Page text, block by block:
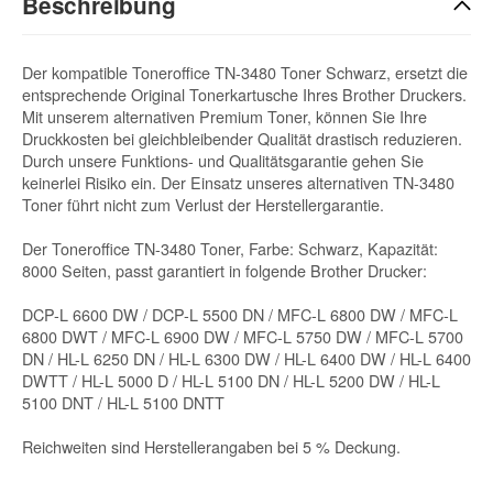
Der kompatible Toneroffice TN-3480 Toner Schwarz, ersetzt die
entsprechende Original Tonerkartusche Ihres Brother Druckers.
Mit unserem alternativen Premium Toner, können Sie Ihre
Druckkosten bei gleichbleibender Qualität drastisch reduzieren.
Durch unsere Funktions- und Qualitätsgarantie gehen Sie
keinerlei Risiko ein. Der Einsatz unseres alternativen TN-3480
Toner führt nicht zum Verlust der Herstellergarantie.
Der Toneroffice TN-3480 Toner, Farbe: Schwarz, Kapazität:
8000 Seiten, passt garantiert in folgende Brother Drucker:
DCP-L 6600 DW / DCP-L 5500 DN / MFC-L 6800 DW / MFC-L
6800 DWT / MFC-L 6900 DW / MFC-L 5750 DW / MFC-L 5700
DN / HL-L 6250 DN / HL-L 6300 DW / HL-L 6400 DW / HL-L 6400
DWTT / HL-L 5000 D / HL-L 5100 DN / HL-L 5200 DW / HL-L
5100 DNT / HL-L 5100 DNTT
Reichweiten sind Herstellerangaben bei 5 % Deckung.